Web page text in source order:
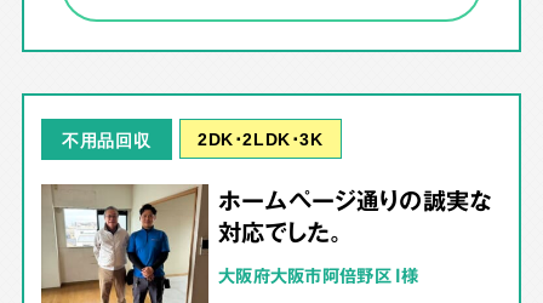
不用品回収 2DK･2LDK･3K
ホームページ通りの誠実な
対応でした。
大阪府大阪市阿倍野区 I様